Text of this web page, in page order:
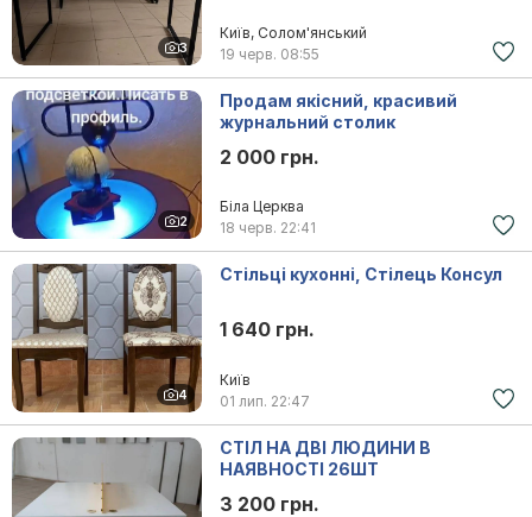
3
Київ, Солом'янський
19 черв. 08:55
2
Продам якісний, красивий
журнальний столик
2 000 грн.
Біла Церква
18 черв. 22:41
4
Стільці кухонні, Стілець Консул
1 640 грн.
Київ
01 лип. 22:47
СТІЛ НА ДВІ ЛЮДИНИ В
НАЯВНОСТІ 26ШТ
3 200 грн.